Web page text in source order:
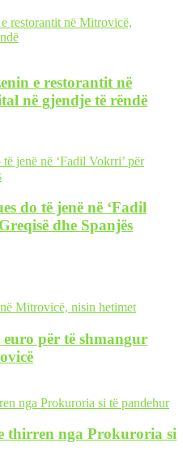
e restorantit në
në gjendje të rëndë
do të jenë në ‘Fadil
dhe Spanjës
euro për të shmangur
thirren nga Prokuroria si